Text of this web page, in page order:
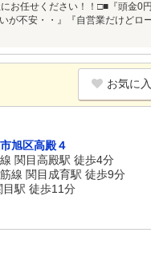
お任せください！！□■『頭金0
が不安・・』『自営業だけど
お気に
旭区高殿４
関目高殿駅 徒歩4分
線 関目成育駅 徒歩9分
目駅 徒歩11分